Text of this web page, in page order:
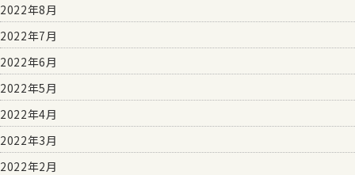
2022年8月
2022年7月
2022年6月
2022年5月
2022年4月
2022年3月
2022年2月